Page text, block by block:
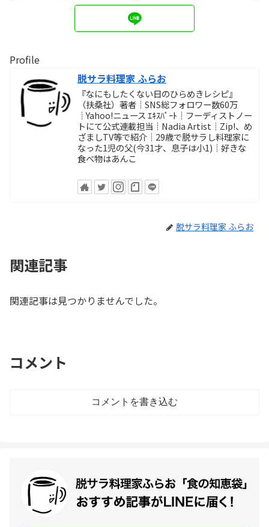
Profile
脱サラ料理家 ふらお
『なにもしたくない日のひらめきレシピ』
（扶桑社）著者┊SNS総フォロワー数60万
┊Yahoo!ニュース ｴｷｽﾊﾟｰﾄ┊フーディストノー
トにて公式連載担当┊Nadia Artist┊Zip!、め
ざましTV等で紹介┊29歳で脱サラし料理家に
なった1児の父(今31才、息子は小1)┊好きな
食べ物はあんこ
脱サラ料理家 ふらお
関連記事
関連記事は見つかりませんでした。
コメント
コメントを書き込む